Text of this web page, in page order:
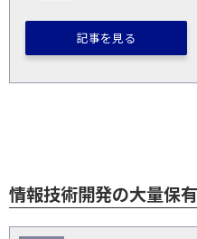
記事を見る
情報技術開発の大量保